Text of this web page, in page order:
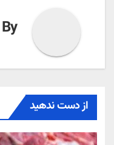
By
از دست ندهید